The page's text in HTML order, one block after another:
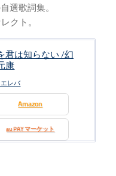
選歌詞集。
クト。
君は知らない /幻
康
レバ
Amazon
au PAY マーケット